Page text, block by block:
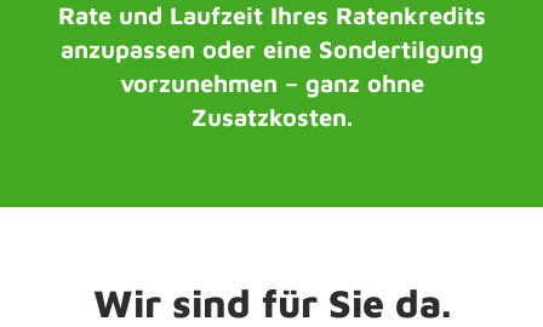
Rate und Laufzeit Ihres Ratenkredits
anzupassen oder eine Sondertilgung
vorzunehmen – ganz ohne
Zusatzkosten.
Wir sind für Sie da.